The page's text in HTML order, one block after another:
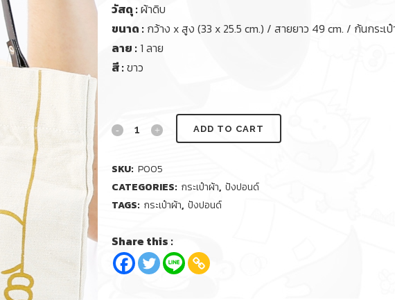
วัสดุ :ผ้าดิบ
ขนาด : กว้าง x สูง (33 x 25.5 cm.) / สายยาว 49 cm. / ก้นกระเป๋
ลาย : 1 ลาย
สี :ขาว
ADD TO CART
SKU: P005
CATEGORIES: กระเป๋าผ้า, ปังปอนด์
TAGS: กระเป๋าผ้า, ปังปอนด์
Share this :